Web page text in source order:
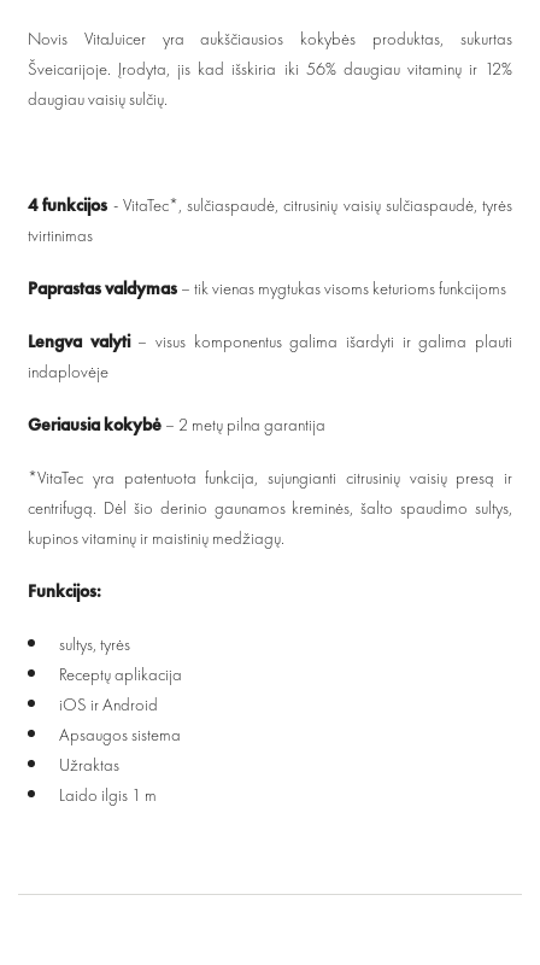
Novis VitaJuicer yra aukščiausios kokybės produktas, sukurtas
Šveicarijoje. Įrodyta, jis kad išskiria iki 56% daugiau vitaminų ir 12%
daugiau vaisių sulčių.
4 funkcijos - VitaTec*, sulčiaspaudė, citrusinių vaisių sulčiaspaudė, tyrės
tvirtinimas
Paprastas valdymas – tik vienas mygtukas visoms keturioms funkcijoms
Lengva valyti– visus komponentus galima išardyti ir galima plauti
indaplovėje
Geriausia kokybė – 2 metų pilna garantija
*VitaTec yra patentuota funkcija, sujungianti citrusinių vaisių presą ir
centrifugą. Dėl šio derinio gaunamos kreminės, šalto spaudimo sultys,
kupinos vitaminų ir maistinių medžiagų.
Funkcijos:
sultys, tyrės
Receptų aplikacija
iOS ir Android
Apsaugos sistema
Užraktas
Laido ilgis 1 m